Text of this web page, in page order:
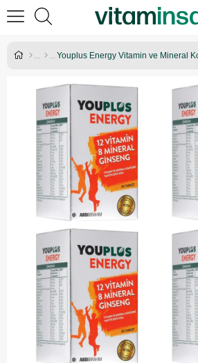
Youplus Energy Vitamin ve Mineral